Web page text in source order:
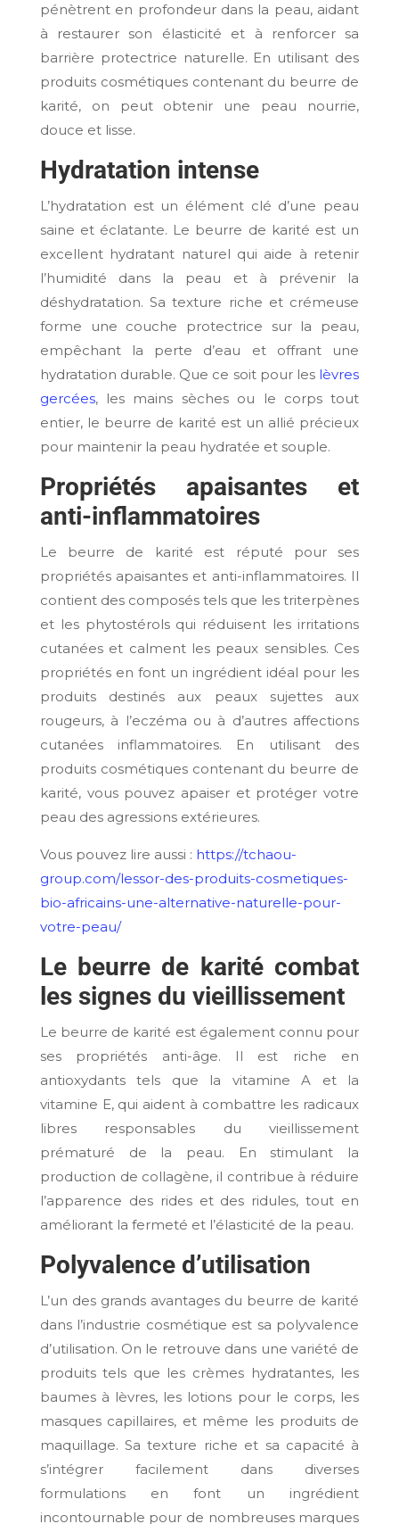
pénètrent en profondeur dans la peau, aidant
à restaurer son élasticité et à renforcer sa
barrière protectrice naturelle. En utilisant des
produits cosmétiques contenant du beurre de
karité, on peut obtenir une peau nourrie,
douce et lisse.
Hydratation intense
L’hydratation est un élément clé d’une peau
saine et éclatante. Le beurre de karité est un
excellent hydratant naturel qui aide à retenir
l’humidité dans la peau et à prévenir la
déshydratation. Sa texture riche et crémeuse
forme une couche protectrice sur la peau,
empêchant la perte d’eau et offrant une
hydratation durable. Que ce soit pour les lèvres
gercées, les mains sèches ou le corps tout
entier, le beurre de karité est un allié précieux
pour maintenir la peau hydratée et souple.
Propriétés apaisantes et
anti-inflammatoires
Le beurre de karité est réputé pour ses
propriétés apaisantes et anti-inflammatoires. Il
contient des composés tels que les triterpènes
et les phytostérols qui réduisent les irritations
cutanées et calment les peaux sensibles. Ces
propriétés en font un ingrédient idéal pour les
produits destinés aux peaux sujettes aux
rougeurs, à l’eczéma ou à d’autres affections
cutanées inflammatoires. En utilisant des
produits cosmétiques contenant du beurre de
karité, vous pouvez apaiser et protéger votre
peau des agressions extérieures.
Vous pouvez lire aussi : https://tchaou-
group.com/lessor-des-produits-cosmetiques-
bio-africains-une-alternative-naturelle-pour-
votre-peau/
Le beurre de karité combat
les signes du vieillissement
Le beurre de karité est également connu pour
ses propriétés anti-âge. Il est riche en
antioxydants tels que la vitamine A et la
vitamine E, qui aident à combattre les radicaux
libres responsables du vieillissement
prématuré de la peau. En stimulant la
production de collagène, il contribue à réduire
l’apparence des rides et des ridules, tout en
améliorant la fermeté et l’élasticité de la peau.
Polyvalence d’utilisation
L’un des grands avantages du beurre de karité
dans l’industrie cosmétique est sa polyvalence
d’utilisation. On le retrouve dans une variété de
produits tels que les crèmes hydratantes, les
baumes à lèvres, les lotions pour le corps, les
masques capillaires, et même les produits de
maquillage. Sa texture riche et sa capacité à
s’intégrer facilement dans diverses
formulations en font un ingrédient
incontournable pour de nombreuses marques